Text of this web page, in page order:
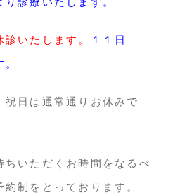
いたします。
１１日
祝日は通常通りお休みで
ちいただくお時間をなるべ
制をとっております。